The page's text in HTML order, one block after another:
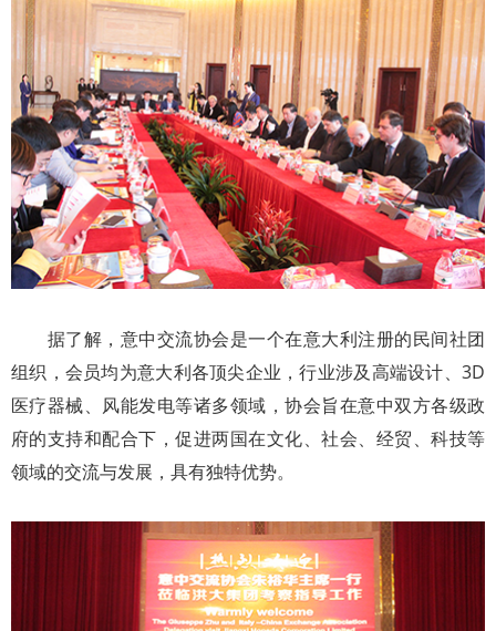
据了解，意中交流协会是一个在意大利注册的民间社团
组织，会员均为意大利各顶尖企业，行业涉及高端设计、3D
医疗器械、风能发电等诸多领域，协会旨在意中双方各级政
府的支持和配合下，促进两国在文化、社会、经贸、科技等
领域的交流与发展，具有独特优势。